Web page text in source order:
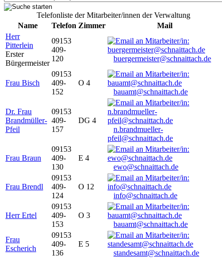
Telefonliste der Mitarbeiter/innen der Verwaltung
Name
Telefon Zimmer
Mail
Herr
Pitterlein
Erster
Bürgermeister
09153
409-
120
buergermeister@schnaittach.de
Frau Bisch
09153
409-
152
O 4
bauamt@schnaittach.de
Dr. Frau
Brandmüller-
Pfeil
09153
409-
157
DG 4
n.brandmueller-
pfeil@schnaittach.de
Frau Braun
09153
409-
130
E 4
ewo@schnaittach.de
Frau Brendl
09153
409-
124
O 12
info@schnaittach.de
Herr Ertel
09153
409-
153
O 3
bauamt@schnaittach.de
Frau
Escherich
09153
409-
136
E 5
standesamt@schnaittach.de